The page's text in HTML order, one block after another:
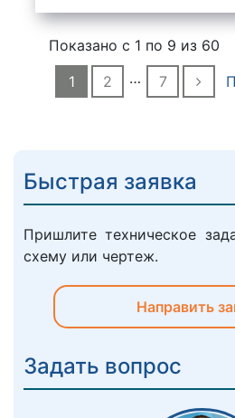
Показано с 1 по 9 из 60
1
2 … 7
Быстрая заявка
Пришлите техническое
схему или чертеж.
Направить
Задать вопрос